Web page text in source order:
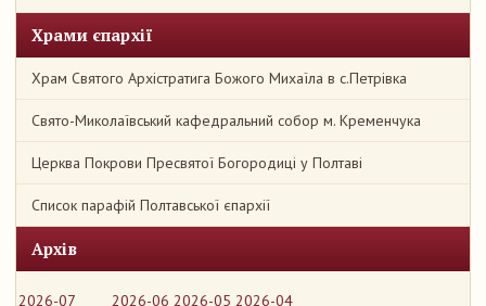
Храми єпархії
Храм Святого Архістратига Божого Михаїла в с.Петрівка
Свято-Миколаївський кафедральний собор м. Кременчука
Церква Покрови Пресвятої Богородиці у Полтаві
Список парафій Полтавської єпархії
Архів
2026-07 2026-06 2026-05 2026-04